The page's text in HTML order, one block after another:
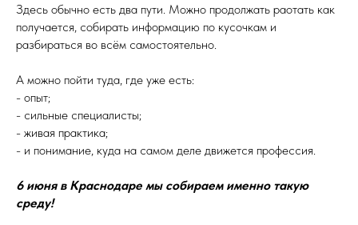
Здесь обычно есть два пути. Можно продолжать раотать как
получается, собирать информацию по кусочкам и
разбираться во всём самостоятельно.
А можно пойти туда, где уже есть:
- опыт;
- сильные специалисты;
- живая практика;
- и понимание, куда на самом деле движется профессия.
6 июня в Краснодаре мы собираем именно такую
среду!